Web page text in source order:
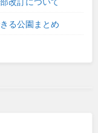
熊本
る公園まとめ